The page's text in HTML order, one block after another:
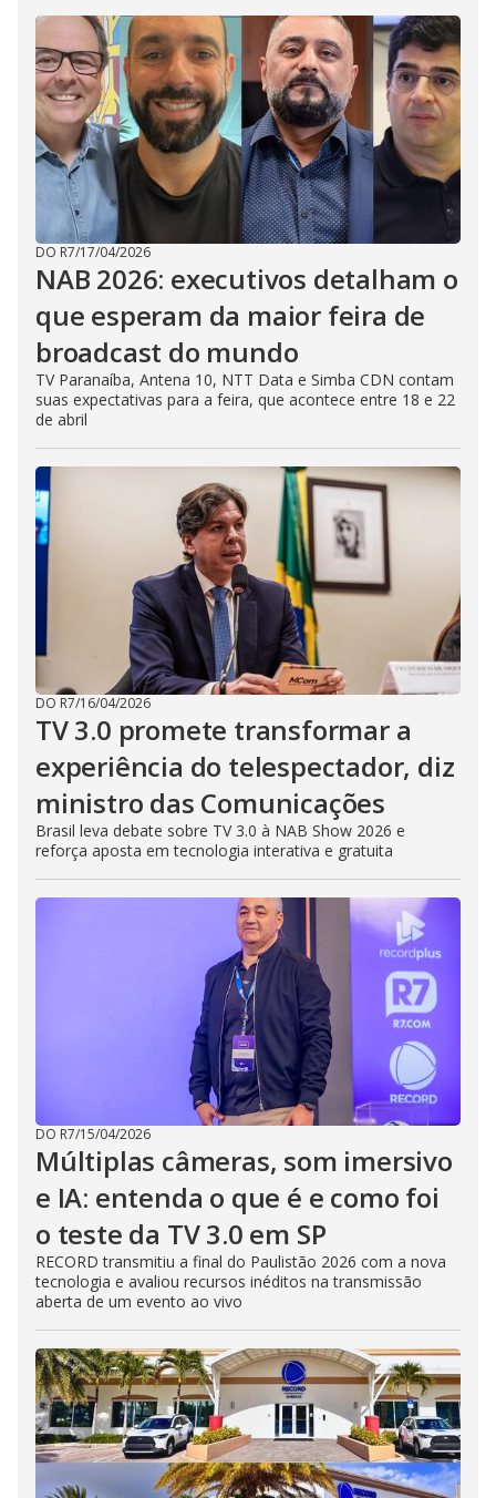
DO R7/17/04/2026
NAB 2026: executivos detalham o
que esperam da maior feira de
broadcast do mundo
TV Paranaíba, Antena 10, NTT Data e Simba CDN contam
suas expectativas para a feira, que acontece entre 18 e 22
de abril
DO R7/16/04/2026
TV 3.0 promete transformar a
experiência do telespectador, diz
ministro das Comunicações
Brasil leva debate sobre TV 3.0 à NAB Show 2026 e
reforça aposta em tecnologia interativa e gratuita
DO R7/15/04/2026
Múltiplas câmeras, som imersivo
e IA: entenda o que é e como foi
o teste da TV 3.0 em SP
RECORD transmitiu a final do Paulistão 2026 com a nova
tecnologia e avaliou recursos inéditos na transmissão
aberta de um evento ao vivo